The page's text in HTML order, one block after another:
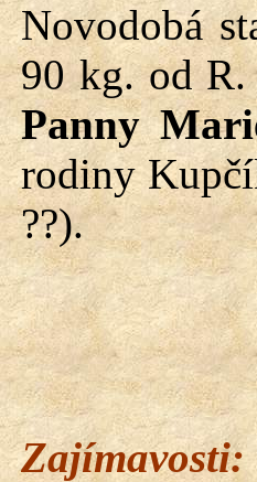
Novodobá
90 kg. od
Panny
rodiny
??).
Zajímavosti: